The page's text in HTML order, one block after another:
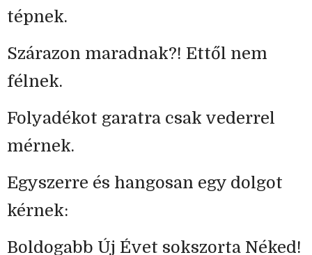
tépnek.
Szárazon maradnak?! Ettől nem
félnek.
Folyadékot garatra csak vederrel
mérnek.
Egyszerre és hangosan egy dolgot
kérnek:
Boldogabb Új Évet sokszorta Néked!